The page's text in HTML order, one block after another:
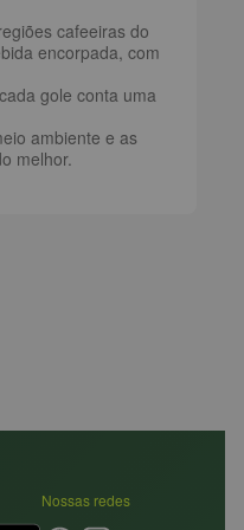
cafeeiras do
encorpada, com
gole conta uma
ambiente e as
melhor.
Nossas redes